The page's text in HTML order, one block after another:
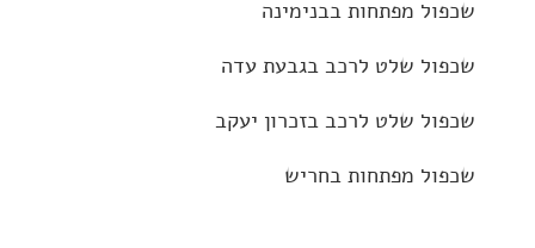
שכפול מפתחות בבנימינה
שכפול שלט לרכב בגבעת עדה
שכפול שלט לרכב בזכרון יעקב
שכפול מפתחות בחריש